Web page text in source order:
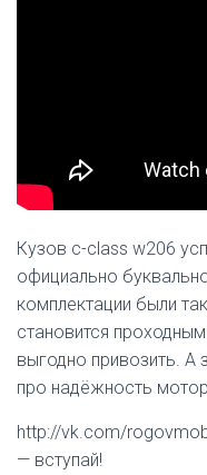
Кузов c-class w206
официально
комплектации были
становится
выгодно привозить. А
про надёжность
http://vk.com/
— вступай!